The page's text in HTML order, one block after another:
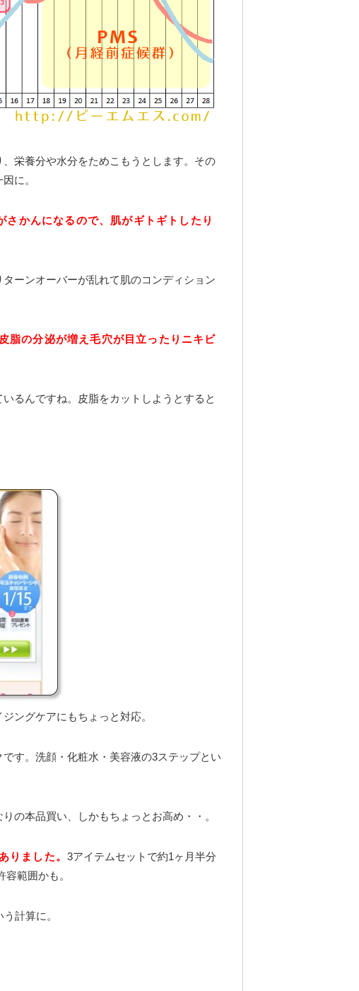
栄養分や水分をためこもうとします。その
に。
かんになるので、肌がギトギトしたり
ーンオーバーが乱れて肌のコンディション
脂の分泌が増え毛穴が目立ったりニキビ
るんですね。皮脂をカットしようとすると
ングケアにもちょっと対応。
す。洗顔・化粧水・美容液の3ステップとい
の本品買い、しかもちょっとお高め・・。
りました。 3アイテムセットで約1ヶ月半分
容範囲かも。
う計算に。